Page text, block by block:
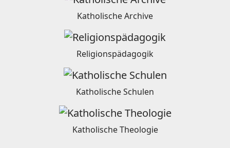
Katholische Archive
Religionspädagogik
Katholische Schulen
Katholische Theologie